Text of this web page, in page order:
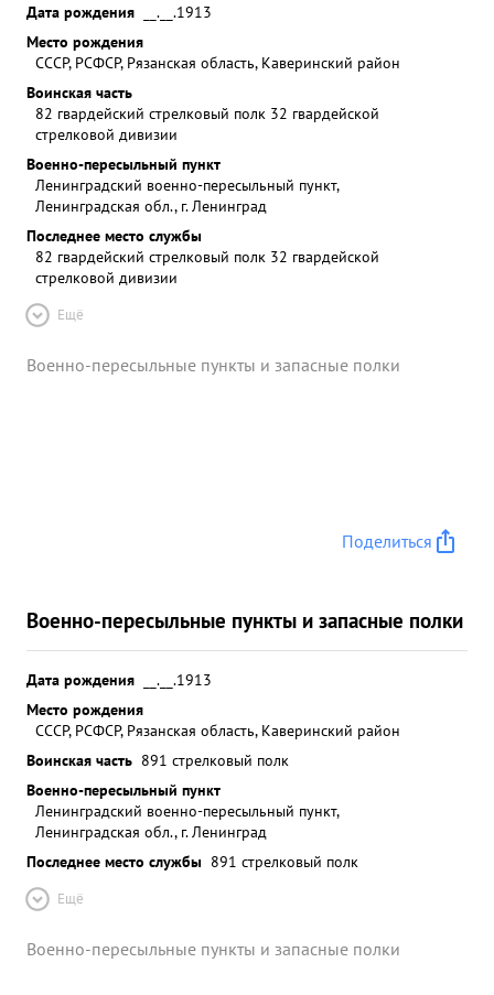
Дата рождения
__.__.1913
Место рождения
СССР, РСФСР, Рязанская область, Каверинский район
Воинская часть
82 гвардейский стрелковый полк 32 гвардейской
стрелковой дивизии
Военно-пересыльный пункт
Ленинградский военно-пересыльный пункт,
Ленинградская обл., г. Ленинград
Последнее место службы
82 гвардейский стрелковый полк 32 гвардейской
стрелковой дивизии
Ещё
Военно-пересыльные пункты и запасные полки
Поделиться
Военно-пересыльные пункты и запасные полки
Дата рождения
__.__.1913
Место рождения
СССР, РСФСР, Рязанская область, Каверинский район
Воинская часть 891 стрелковый полк
Военно-пересыльный пункт
Ленинградский военно-пересыльный пункт,
Ленинградская обл., г. Ленинград
Последнее место службы 891 стрелковый полк
Ещё
Военно-пересыльные пункты и запасные полки